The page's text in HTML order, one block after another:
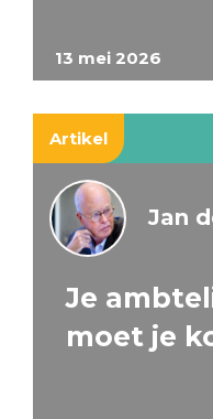
13 mei 2026
Artikel
Jan
Je
moet je